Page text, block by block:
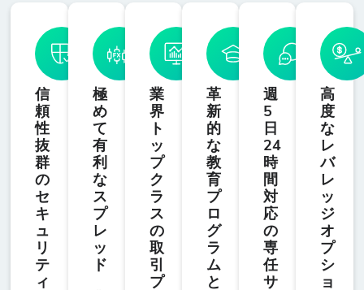
信
頼
性
抜
群
の
セ
キ
ュ
リ
テ
ィ
極
め
て
有
利
な
ス
プ
レ
ッ
ド
業
界
ト
ッ
プ
ク
ラ
ス
の
取
引
プ
革
新
的
な
教
育
プ
ロ
グ
ラ
ム
と
週
5
日
24
時
間
対
応
の
専
任
サ
高
度
な
レ
バ
レ
ッ
ジ
オ
プ
シ
ョ